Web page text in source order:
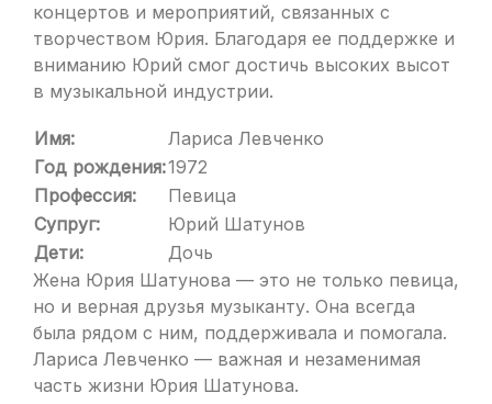
концертов и мероприятий, связанных с
творчеством Юрия. Благодаря ее поддержке и
вниманию Юрий смог достичь высоких высот
в музыкальной индустрии.
Имя:
Лариса Левченко
Год рождения:1972
Профессия:
Певица
Супруг:
Юрий Шатунов
Дети:
Дочь
Жена Юрия Шатунова — это не только певица,
но и верная друзья музыканту. Она всегда
была рядом с ним, поддерживала и помогала.
Лариса Левченко — важная и незаменимая
часть жизни Юрия Шатунова.